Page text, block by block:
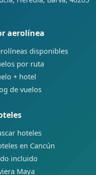
aerolínea
disponibles
por ruta
+ hotel
de vuelos
hoteles
en Cancún
incluido
Maya